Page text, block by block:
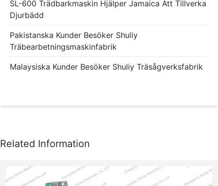
SL-600 Trädbarkmaskin Hjälper Jamaica Att Tillverka
Djurbädd
Pakistanska Kunder Besöker Shuliy
Träbearbetningsmaskinfabrik
Malaysiska Kunder Besöker Shuliy Träsågverksfabrik